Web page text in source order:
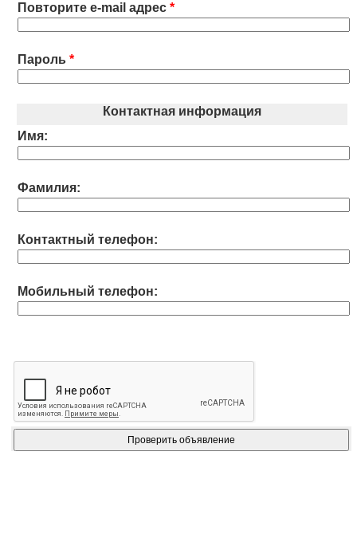
Повторите e-mail адрес *
Пароль *
Контактная информация
Имя:
Фамилия:
Контактный телефон:
Мобильный телефон: